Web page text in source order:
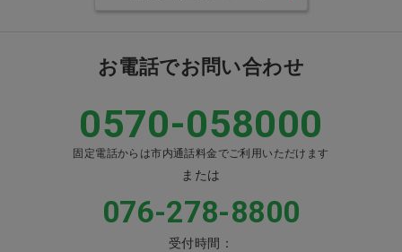
お電話でお問い合わせ
0570-058000
固定電話からは市内通話料金でご利用いただけます
または
076-278-8800
受付時間：